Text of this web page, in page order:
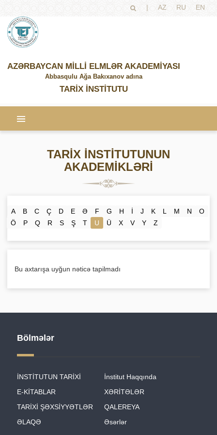
| AZ RU EN
AZƏRBAYCAN MİLLİ ELMLƏR AKADEMİYASI
Abbasqulu Ağa Bakıxanov adına
TARİX İNSTİTUTU
TARİX İNSTİTUTUNUN
AKADEMİKLƏRİ
A B C Ç D E Ə F G H İ J K L M N
O
Ö
P Q R S Ş T U Ü X V Y Z
Bu axtarışa uyğun nəticə tapilmadı
Bölmələr
İNSTİTUTUN TARİXİ
İnstitut Haqqında
E-KİTABLAR
XƏRİTƏLƏR
TARİXİ ŞƏXSİYYƏTLƏR
QALEREYA
ƏLAQƏ
Əsərlər